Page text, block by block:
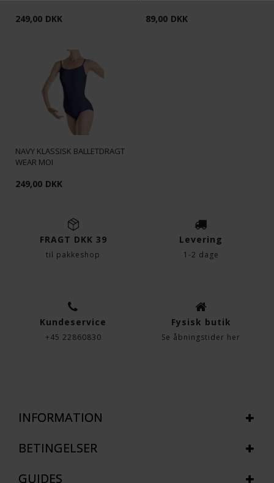
Funktionelle
249,00 DKK 89,00 DKK
NAVY KLASSISK BALLETDRAGT
WEAR MOI
249,00 DKK
FRAGT DKK 39
til pakkeshop
Levering
1-2 dage
Kundeservice
+45 22860830
Fysisk butik
Se åbningstider her
INFORMATION
BETINGELSER
GUIDES